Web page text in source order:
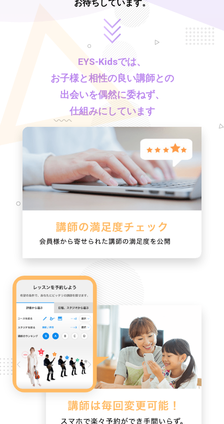
お待ちしています。
EYS-Kidsでは、
お子様と相性の良い講師との
出会いを偶然に委ねず、
仕組みにしています